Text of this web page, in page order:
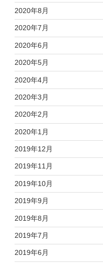
2020年8月
2020年7月
2020年6月
2020年5月
2020年4月
2020年3月
2020年2月
2020年1月
2019年12月
2019年11月
2019年10月
2019年9月
2019年8月
2019年7月
2019年6月